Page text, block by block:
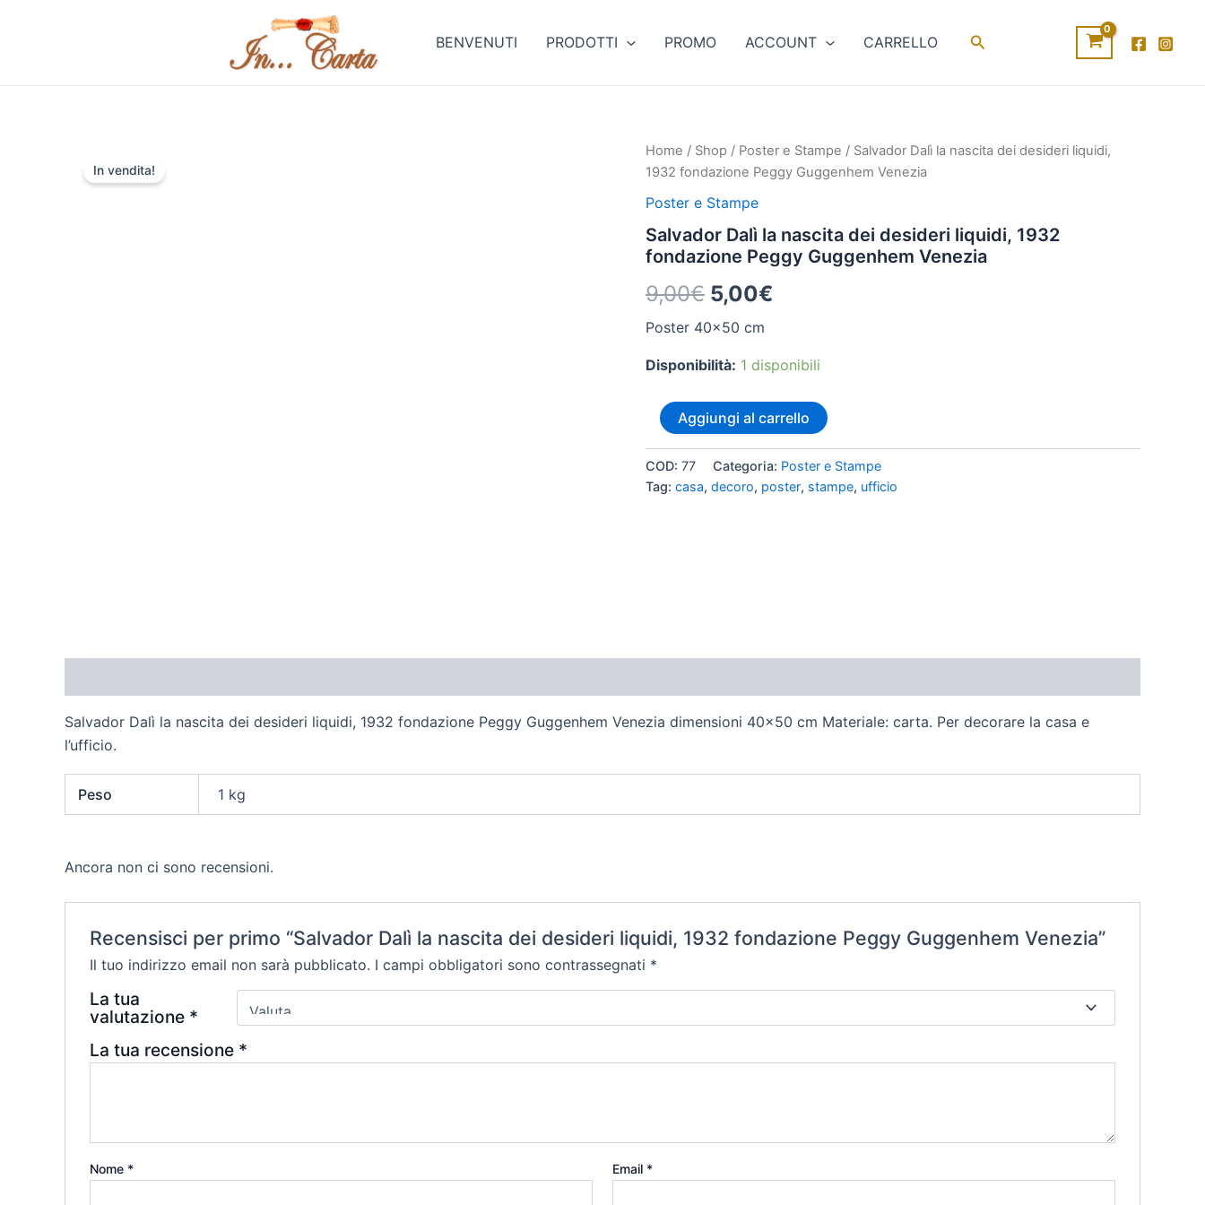
BENVENUTI PRODOTTI PROMO ACCOUNT CARRELLO Cerca
In vendita!
Home / Shop / Poster e Stampe / Salvador Dalì la nascita dei desideri liquidi,
1932 fondazione Peggy Guggenhem Venezia
Poster e Stampe
Salvador Dalì la nascita dei desideri liquidi, 1932
fondazione Peggy Guggenhem Venezia
9,00€
Il
prezzo
originale
era:
9,00€.
5,00€
Il
attuale
è:
Poster 40×50 cm
Disponibilità: 1 disponibili
Salvador
Dalì
nascita
desideri
liquidi,
fondazione
Peggy
Guggenhem
quantità
Aggiungi al carrello
COD: 77 Categoria: Poster e Stampe
Tag: casa, decoro, poster, stampe, ufficio
Salvador Dalì la nascita dei desideri liquidi, 1932 fondazione Peggy Guggenhem Venezia dimensioni 40×50 cm Materiale: carta. Per decorare la casa e
l’ufficio.
Peso 1 kg
Ancora non ci sono recensioni.
Recensisci per primo “Salvador Dalì la nascita dei desideri liquidi, 1932 fondazione Peggy Guggenhem Venezia”
Il tuo indirizzo email non sarà pubblicato. I campi obbligatori sono contrassegnati *
La tua
valutazione *
La tua recensione *
Nome * Email *